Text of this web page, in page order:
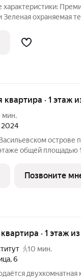
Премиум-качество и
планировкой:
квартира · 1 этаж
мин.
2024
острове
общей площадью
дизайн-
Позвоните
· 1 этаж
10 мин.
,6
двухкомнатная